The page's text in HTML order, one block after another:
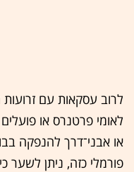
לרוב עסקאות עם
לאומי פרטנרס או
או אבני־דרך להנפקה
פורמלי כזה, ניתן